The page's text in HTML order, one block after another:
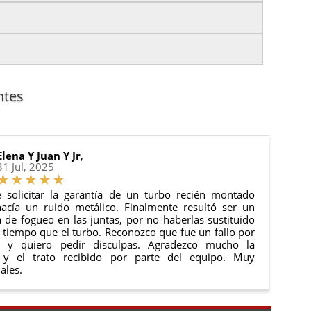
generales
del pedido para que puedas localizar tu paquete
de tu pedido.
Y Juan Y Jr,
Jul, 2025
solicitar la garantía de un turbo recién montado
un ruido metálico. Finalmente resultó ser un
de fogueo en las juntas, por no haberlas sustituido
que el turbo. Reconozco que fue un fallo por
y quiero pedir disculpas. Agradezco mucho la
y el trato recibido por parte del equipo. Muy